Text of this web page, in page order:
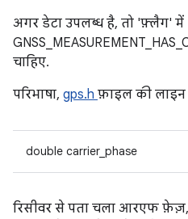
अगर डेटा उपलब्ध है, तो 'फ़्लैग' में
चाहिए.
परिभाषा, gps.h फ़ाइल की लाइन
double carrier_phase
रिसीवर से पता चला आरएफ